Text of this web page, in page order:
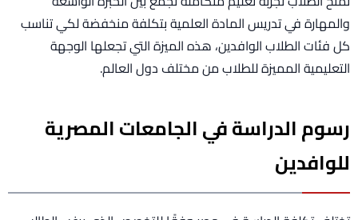
والمهارة في تدريس المادة العلمية بتكلفة منخفضة لكي تناسب
كل فئات الطلاب الوافدين، هذه الميزة التي تجعلها الوجهة
التعليمية المميزة للطلاب من مختلف دول العالم.
رسوم الدراسة في الجامعات المصرية
للوافدين